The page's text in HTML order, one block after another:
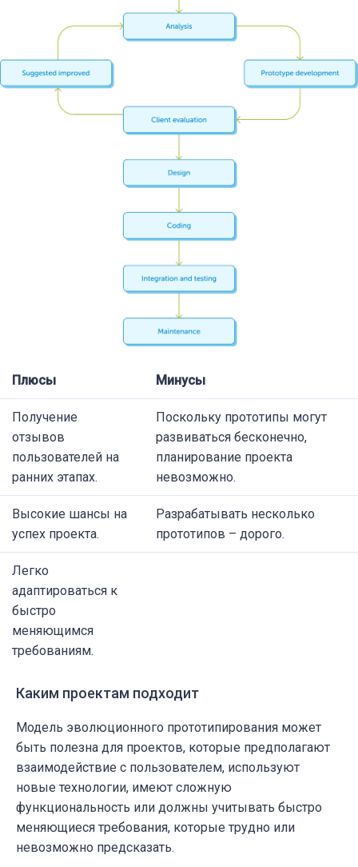
Плюсы Минусы
Получение
отзывов
пользователей на
ранних этапах.
Поскольку прототипы могут
развиваться бесконечно,
планирование проекта
невозможно.
Высокие шансы на
успех проекта.
Разрабатывать несколько
прототипов – дорого.
Легко
адаптироваться к
быстро
меняющимся
требованиям.
Каким проектам подходит
Модель эволюционного прототипирования может
быть полезна для проектов, которые предполагают
взаимодействие с пользователем, используют
новые технологии, имеют сложную
функциональность или должны учитывать быстро
меняющиеся требования, которые трудно или
невозможно предсказать.